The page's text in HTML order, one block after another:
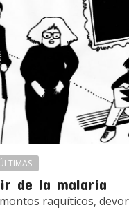
de la malaria
raquíticos,